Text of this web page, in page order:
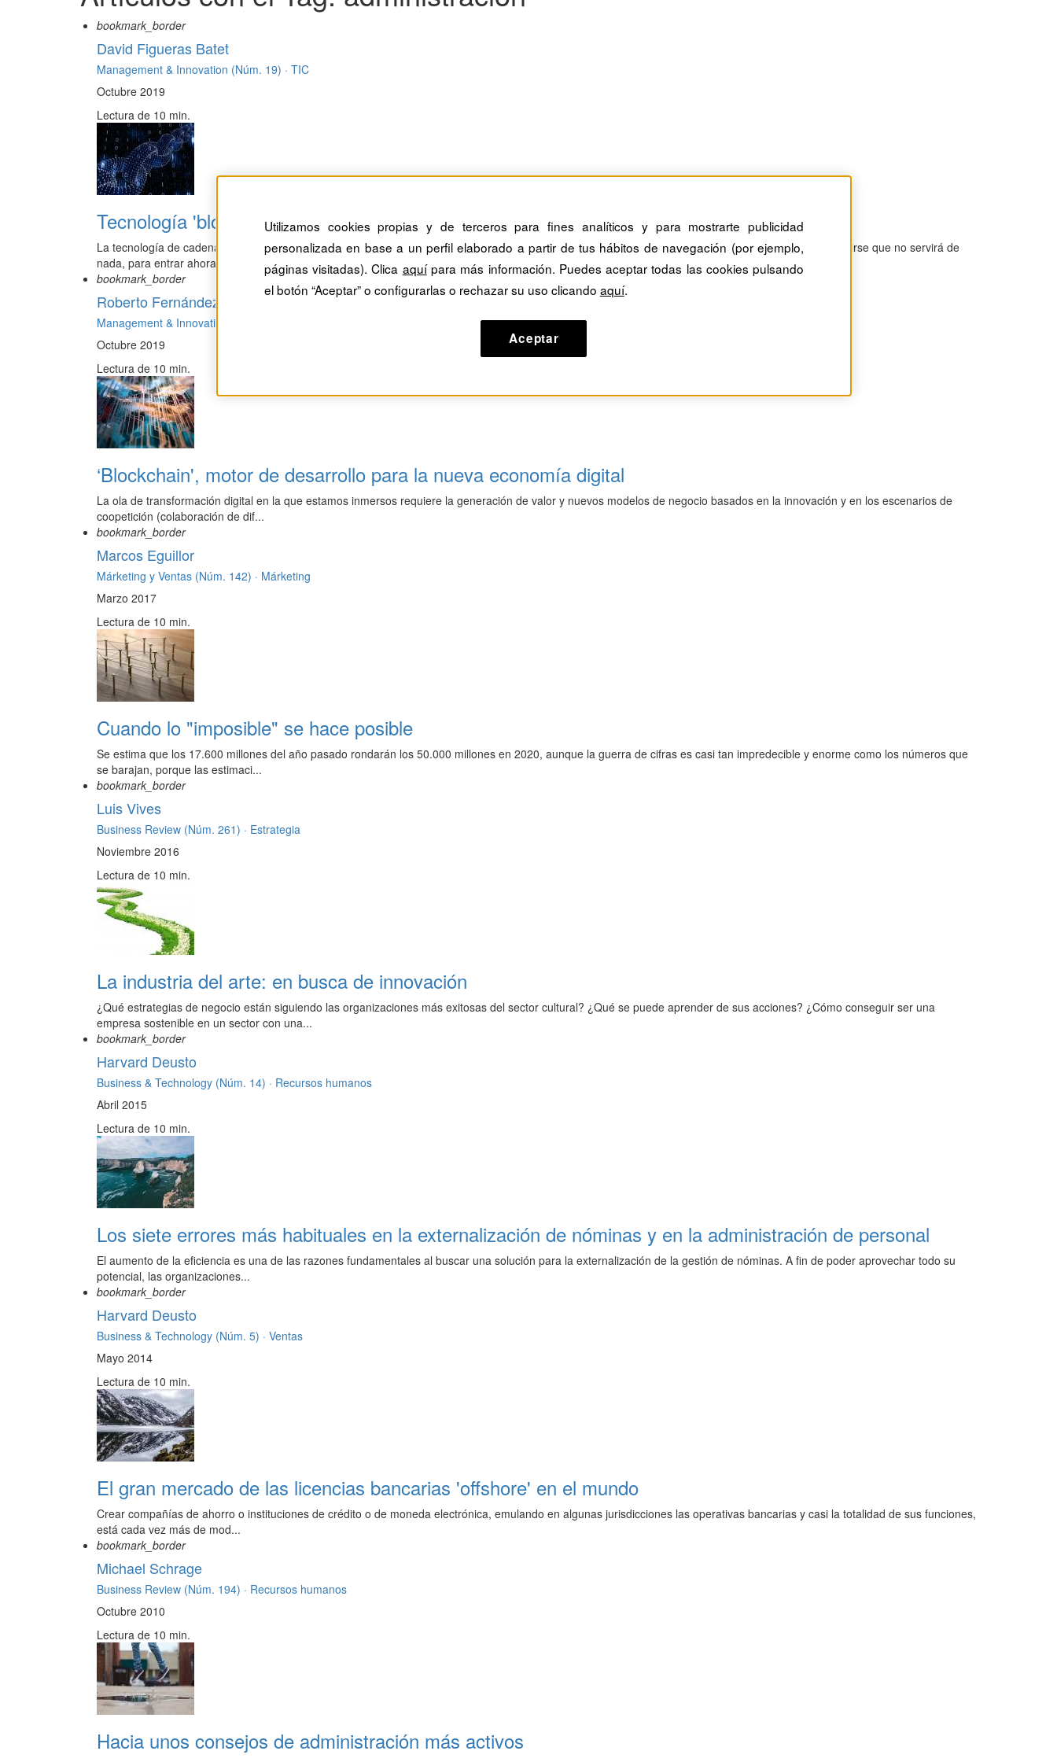
bookmark_border
David Figueras Batet
Management & Innovation (Núm. 19) · TIC
Octubre 2019
Lectura de 10 min.
Tecnología 'blockchain': un nuevo concepto a dominar
La tecnología de cadena de bloques, o blockchain, ha sufrido ya las típicas fases de una nueva tecnología, habiendo pasado de ser encumbrada a decirse que no servirá de
nada, para entrar ahora en una ...
bookmark_border
Roberto Fernández Hergueta
Management & Innovation (Núm. 19) ·
Octubre 2019
Lectura de 10 min.
‘Blockchain', motor de desarrollo para la nueva economía digital
La ola de transformación digital en la que estamos inmersos requiere la generación de valor y nuevos modelos de negocio basados en la innovación y en los escenarios de
coopetición (colaboración de dif...
bookmark_border
Marcos Eguillor
Márketing y Ventas (Núm. 142) · Márketing
Marzo 2017
Lectura de 10 min.
Cuando lo "imposible" se hace posible
Se estima que los 17.600 millones del año pasado rondarán los 50.000 millones en 2020, aunque la guerra de cifras es casi tan impredecible y enorme como los números que
se barajan, porque las estimaci...
bookmark_border
Luis Vives
Business Review (Núm. 261) · Estrategia
Noviembre 2016
Lectura de 10 min.
La industria del arte: en busca de innovación
¿Qué estrategias de negocio están siguiendo las organizaciones más exitosas del sector cultural? ¿Qué se puede aprender de sus acciones? ¿Cómo conseguir ser una
empresa sostenible en un sector con una...
bookmark_border
Harvard Deusto
Business & Technology (Núm. 14) · Recursos humanos
Abril 2015
Lectura de 10 min.
Los siete errores más habituales en la externalización de nóminas y en la administración de personal
El aumento de la eficiencia es una de las razones fundamentales al buscar una solución para la externalización de la gestión de nóminas. A fin de poder aprovechar todo su
potencial, las organizaciones...
bookmark_border
Harvard Deusto
Business & Technology (Núm. 5) · Ventas
Mayo 2014
Lectura de 10 min.
El gran mercado de las licencias bancarias 'offshore' en el mundo
Crear compañías de ahorro o instituciones de crédito o de moneda electrónica, emulando en algunas jurisdicciones las operativas bancarias y casi la totalidad de sus funciones,
está cada vez más de mod...
bookmark_border
Michael Schrage
Business Review (Núm. 194) · Recursos humanos
Octubre 2010
Lectura de 10 min.
Hacia unos consejos de administración más activos
Utilizamos cookies propias y de terceros para fines analíticos y para mostrarte publicidad
personalizada en base a un perfil elaborado a partir de tus hábitos de navegación (por ejemplo,
páginas visitadas). Clica aquípara más información. Puedes aceptar todas las cookies pulsando
el botón “Aceptar” o configurarlas o rechazar su uso clicando aquí.
Aceptar